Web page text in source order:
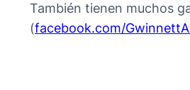
También tienen muchos
(facebook.com/